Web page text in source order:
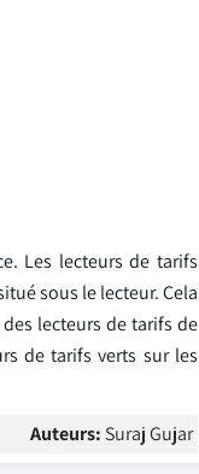
Les lecteurs de tarifs
sous le lecteur. Cela
lecteurs de tarifs de
de tarifs verts sur les
Auteurs: Suraj Gujar